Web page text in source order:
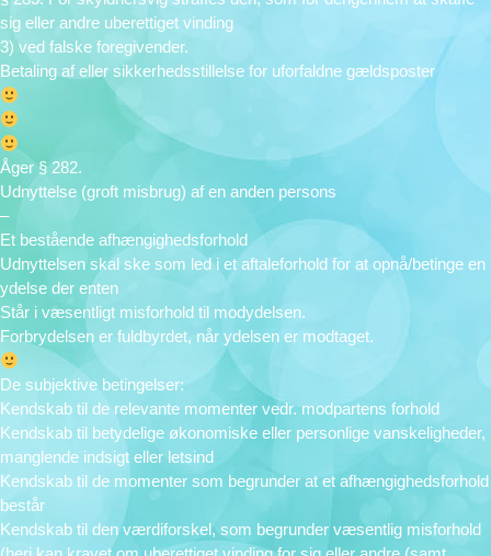
sig eller andre uberettiget vinding
3) ved falske foregivender.
Betaling af eller sikkerhedsstillelse for uforfaldne gældsposter
Åger § 282.
Udnyttelse (groft misbrug) af en anden persons
–
Et bestående afhængighedsforhold
Udnyttelsen skal ske som led i et aftaleforhold for at opnå/betinge en
ydelse der enten
Står i væsentligt misforhold til modydelsen.
Forbrydelsen er fuldbyrdet, når ydelsen er modtaget.
De subjektive betingelser:
Kendskab til de relevante momenter vedr. modpartens forhold
Kendskab til betydelige økonomiske eller personlige vanskeligheder,
manglende indsigt eller letsind
Kendskab til de momenter som begrunder at et afhængighedsforhold
består
Kendskab til den værdiforskel, som begrunder væsentlig misforhold